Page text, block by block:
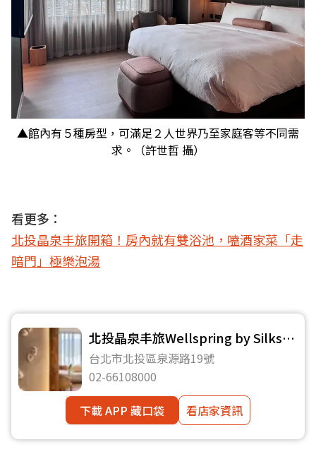
▲館內有５種房型，可滿足２人世界乃至家庭客等不同需
求。（許世哲 攝）
看更多：
北投晶泉丰旅開箱！房內就有雙浴池，嗑酒家菜「走
暗門」極樂泡湯
北投晶泉丰旅Wellspring by Silks
Beitou
台北市北投區泉源路19號
02-66108000
下載 APP 藏口袋
看店家資訊